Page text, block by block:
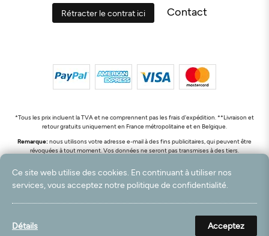
Rétracter le contrat ici Contact
*Tous les prix incluent la TVA et ne comprennent pas les frais d'expédition. **Livraison et
retour gratuits uniquement en France métropolitaine et en Belgique.
Remarque:nous utilisons votre adresse e-mail à des fins publicitaires, qui peuvent être
révoquées à tout moment. Vos données ne seront pas transmises à des tiers.
createyourtemplate
Ce site web utilise des cookies. En continuant à utiliser nos
services, vous acceptez notre politique de confidentialité.
Détails Acceptez